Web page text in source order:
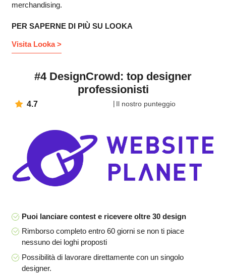
merchandising.
PER SAPERNE DI PIÙ SU LOOKA
Visita Looka >
#4 DesignCrowd: top designer
professionisti
4.7 Il nostro punteggio
Puoi lanciare contest e ricevere oltre 30 design
Rimborso completo entro 60 giorni se non ti piace
nessuno dei loghi proposti
Possibilità di lavorare direttamente con un singolo
designer.